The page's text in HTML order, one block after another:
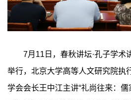
7月11日，春秋讲坛·孔子学术
举行，北京大学高等人文研究院执
学会会长王中江主讲“礼尚往来：